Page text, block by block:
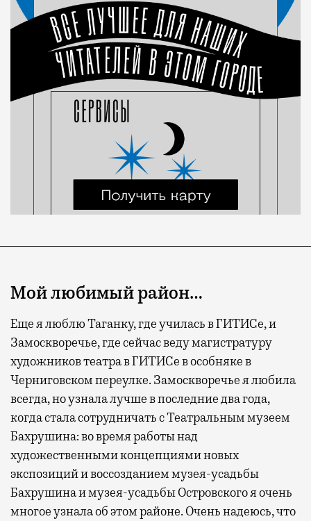
Мой любимый район…
Еще я люблю Таганку, где училась в ГИТИСе, и
Замоскворечье, где сейчас веду магистратуру
художников театра в ГИТИСе в особняке в
Черниговском переулке. Замоскворечье я любила
всегда, но узнала лучше в последние два года,
когда стала сотрудничать с Театральным музеем
Бахрушина: во время работы над
художественными концепциями новых
экспозиций и воссозданием музея-усадьбы
Бахрушина и музея-усадьбы Островского я очень
многое узнала об этом районе. Очень надеюсь, что